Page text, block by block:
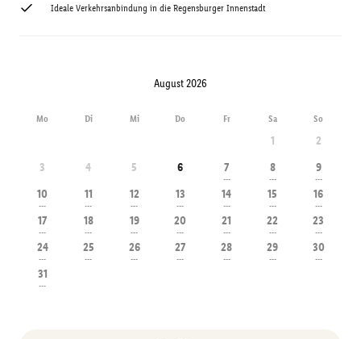
Ideale Verkehrsanbindung in die Regensburger Innenstadt
August 2026
Mo Di Mi Do Fr Sa So
1
2
3
4 5 6 7
---
8
---
9
---
10
---
11
---
12
---
13
---
14
---
15
---
16
---
17
---
18
---
19
---
20
---
21
---
22
---
23
---
24
---
25
---
26
---
27
---
28
---
29
---
30
---
31
---